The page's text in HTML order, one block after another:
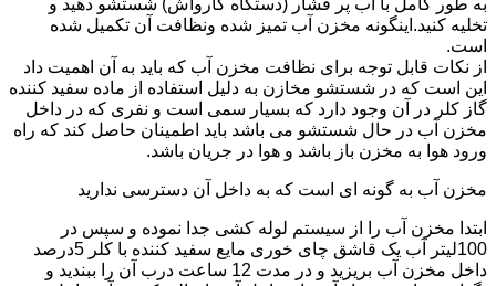
تخلیه کنید.اینگونه مخزن آب تمیز شده ونظافت آن تکمیل شده
است.
از نکات قابل توجه برای نظافت مخزن آب که باید به آن اهمیت داد
این است که در شستشو مخازن به دلیل استفاده از ماده سفید کننده
گاز کلر در آن وجود دارد که بسیار سمی است و نفری که در داخل
مخزن آب در حال شستشو می باشد باید اطمینان حاصل کند که راه
ورود هوا به مخزن باز باشد و هوا در جریان باشد.
مخزن آب به گونه ای است که به داخل آن دسترسی ندارید
ابتدا مخزن آب را از سیستم لوله کشی جدا نموده و سپس در
100لیتر آب یک قاشق چای خوری مایع سفید کننده با کلر 5درصد
داخل مخزن آب بریزید و در مدت 12 ساعت درب آن را ببندید و